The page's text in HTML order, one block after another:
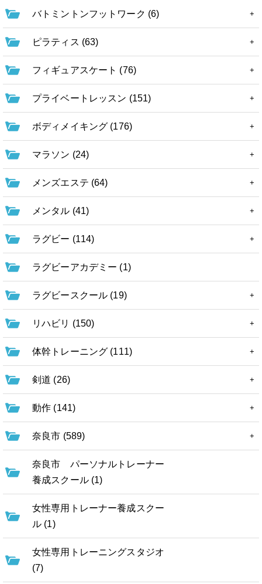
バトミントンフットワーク (6)
ピラティス (63)
フィギュアスケート (76)
プライベートレッスン (151)
ボディメイキング (176)
マラソン (24)
メンズエステ (64)
メンタル (41)
ラグビー (114)
ラグビーアカデミー (1)
ラグビースクール (19)
リハビリ (150)
体幹トレーニング (111)
剣道 (26)
動作 (141)
奈良市 (589)
奈良市 パーソナルトレーナー
養成スクール (1)
女性専用トレーナー養成スクー
ル (1)
女性専用トレーニングスタジオ
(7)